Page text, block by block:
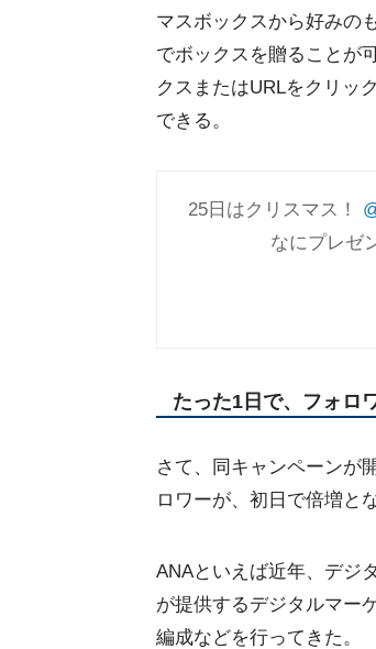
マスボックスから好みの
でボックスを贈ることが
クスまたはURLをクリッ
できる。
25日はクリスマス！
なにプレゼ
たった1日で、フォロ
さて、同キャンペーンが
ロワーが、初日で倍増と
ANAといえば近年、デジ
が提供するデジタルマー
編成などを行ってきた。